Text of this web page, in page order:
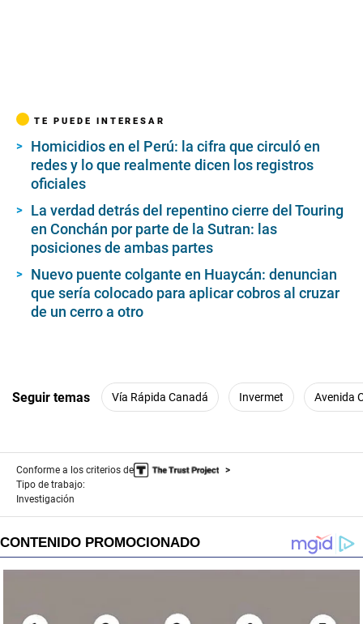
TE PUEDE INTERESAR
Homicidios en el Perú: la cifra que circuló en
redes y lo que realmente dicen los registros
oficiales
La verdad detrás del repentino cierre del Touring
en Conchán por parte de la Sutran: las
posiciones de ambas partes
Nuevo puente colgante en Huaycán: denuncian
que sería colocado para aplicar cobros al cruzar
de un cerro a otro
Seguir temas Vía Rápida Canadá Invermet Avenida
Conforme a los criterios de
Tipo de trabajo:
Investigación